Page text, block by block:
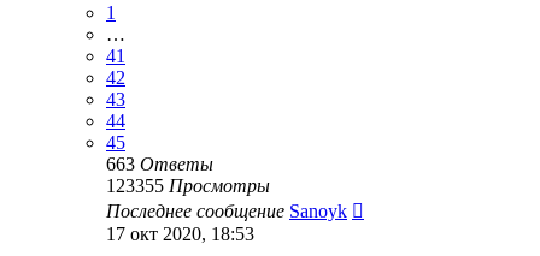
1
…
41
42
43
44
45
663 Ответы
123355 Просмотры
Последнее сообщение Sanoyk
17 окт 2020, 18:53